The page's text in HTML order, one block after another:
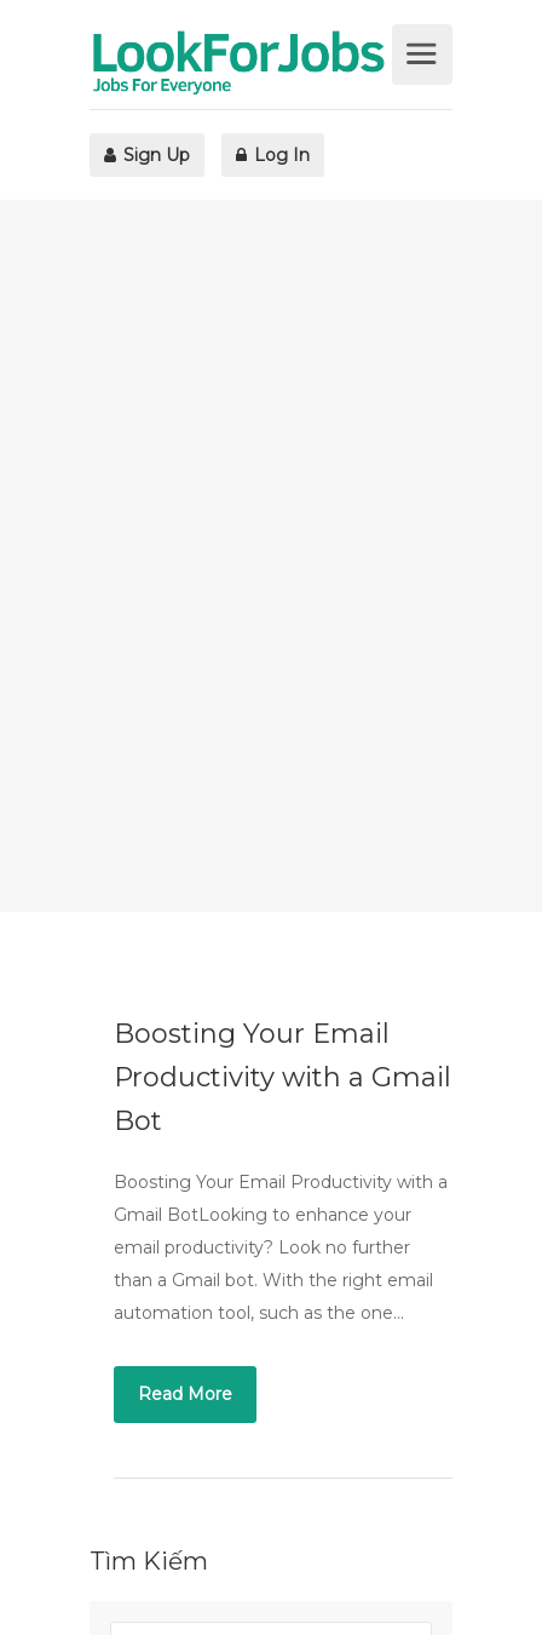
Sign Up Log In
Boosting Your Email
Productivity with a Gmail
Bot
Boosting Your Email Productivity with a
Gmail BotLooking to enhance your
email productivity? Look no further
than a Gmail bot. With the right email
automation tool, such as the one…
Read More
Tìm Kiếm